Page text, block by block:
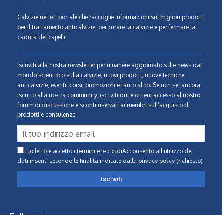
Calvizie.net è il portale che raccoglie informazioni sui migliori prodotti
per il trattamento anticalvizie, per curare la calvizie e per fermare la
caduta dei capelli
Iscriviti alla nostra newsletter per rimanere aggiornato sulle news dal
mondo scientifico sulla calvizie, nuovi prodotti, nuove tecniche
anticalvizie, eventi, corsi, promozioni e tanto altro. Se non sei ancora
iscritto alla nostra community, iscriviti qui e ottieni accesso al nostro
forum di discussione e sconti riservati ai membri sull’acquisto di
prodotti e consulenze.
Ho letto e accetto i termini e le condiAcconsento all'utilizzo dei
dati inseriti secondo le finalità indicate dalla privacy policy (richiesto)